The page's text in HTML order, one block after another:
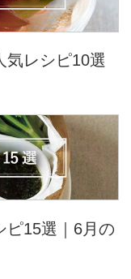
レシピ10選
15選｜6月の